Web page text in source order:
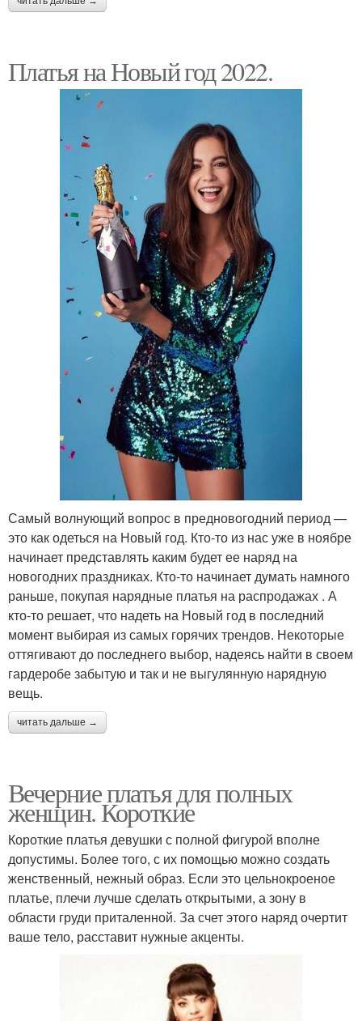
Платья на Новый год 2022.
Самый волнующий вопрос в предновогодний период —
это как одеться на Новый год. Кто-то из нас уже в ноябре
начинает представлять каким будет ее наряд на
новогодних праздниках. Кто-то начинает думать намного
раньше, покупая нарядные платья на распродажах . А
кто-то решает, что надеть на Новый год в последний
момент выбирая из самых горячих трендов. Некоторые
оттягивают до последнего выбор, надеясь найти в своем
гардеробе забытую и так и не выгулянную нарядную
вещь.
читать дальше →
Вечерние платья для полных
женщин. Короткие
Короткие платья девушки с полной фигурой вполне
допустимы. Более того, с их помощью можно создать
женственный, нежный образ. Если это цельнокроеное
платье, плечи лучше сделать открытыми, а зону в
области груди приталенной. За счет этого наряд очертит
ваше тело, расставит нужные акценты.